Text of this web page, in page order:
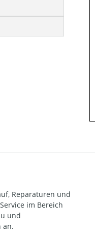
Reparaturen und
im Bereich
und
an.